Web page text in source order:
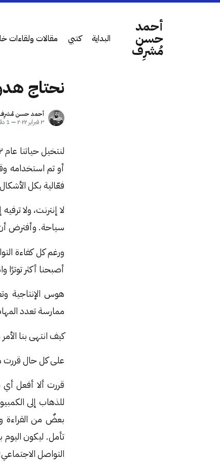
أحمد
حسن
مُشرِف
البداية كتبي مقالات ولقاءات
نحتاج
أحمد حسن
٣ فبراير ٢٠٢٢
—1 دقيقة قراءة
أو تم استخدامه
فعّالية بكل
لا إنترنت، ولا
سياحة. وأفترض
ورغم كل كفاءة
أصبحنا أكثر
هوس الإنتاجية
ممارسة تعدد
كيف انتهى بنا
على كل حال قررت
قررت ألا أفعل
للذهاب إلى
بعضٌ من القراءة
التواصل